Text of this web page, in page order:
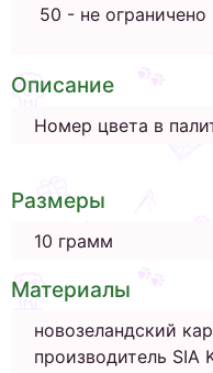
50 - не ограничено
Описание
Номер цвета в
Размеры
10 грамм
Материалы
новозеландский
производитель SIA